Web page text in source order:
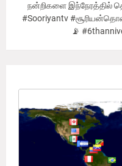
நன்றிகளை இந்நேரத்தில்
#Sooriyantv
📡